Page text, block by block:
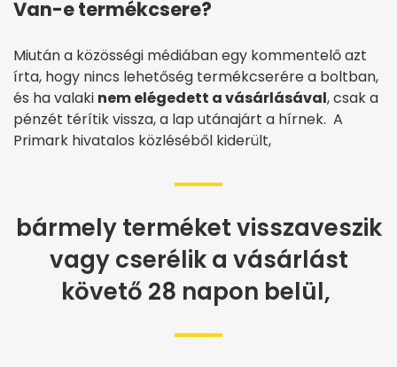
Van-e termékcsere?
Miután a közösségi médiában egy kommentelő azt
írta, hogy nincs lehetőség termékcserére a boltban,
és ha valaki nem elégedett a vásárlásával, csak a
pénzét térítik vissza, a lap utánajárt a hírnek. A
Primark hivatalos közléséből kiderült,
bármely terméket visszaveszik
vagy cserélik a vásárlást
követő 28 napon belül,